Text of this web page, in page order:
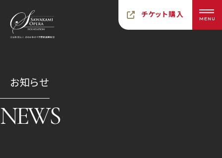
チケット購入 MENU
お知らせ
NEWS